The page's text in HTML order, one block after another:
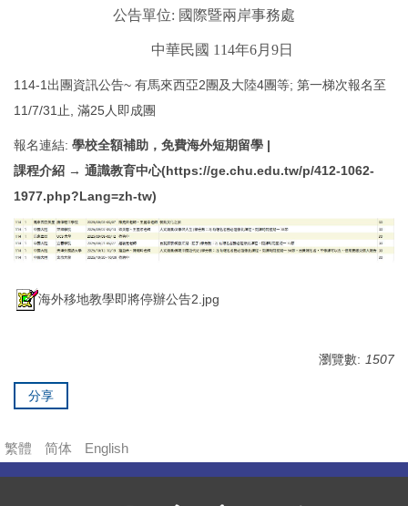
公告單位: 國際暨兩岸事務處
中華民國 114年6月 9日
114-1出團資訊公告~ 有馬來西亞2團及大陸4團等; 第一梯次報名至
11/7/31止, 滿25人即成團
報名連結: 學校全額補助，免費海外短期留學 |
課程介紹 → 通識教育中心(https://ge.chu.edu.tw/p/412-1062-
1977.php?Lang=zh-tw)
海外移地教學即將停辦公告2.jpg
瀏覽數: 1507
分享
繁體 简体 English